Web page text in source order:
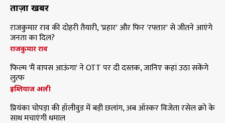
ताज़ा खबरें
राजकुमार राव की दोहरी तैयारी, 'प्रहार' और फिर 'रफ्तार' से जीतने आएंगे
जनता का दिल?
राजकुमार राव
फिल्म 'मैं वापस आऊंगा' ने OTT पर दी दस्तक, जानिए कहां उठा सकेंगे
लुत्फ
इम्तियाज अली
प्रियंका चोपड़ा की हॉलीवुड में बड़ी छलांग, अब ऑस्कर विजेता रसेल क्रो के
साथ मचाएंगी धमाल